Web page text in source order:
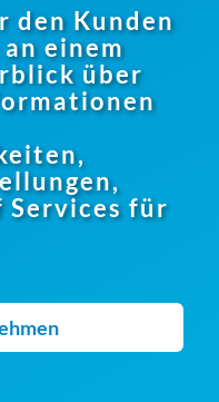
den Kunden
einem
über
Services für